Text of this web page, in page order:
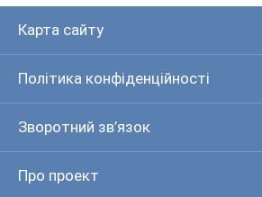
Карта сайту
Політика конфіденційності
Зворотний зв’язок
Про проект